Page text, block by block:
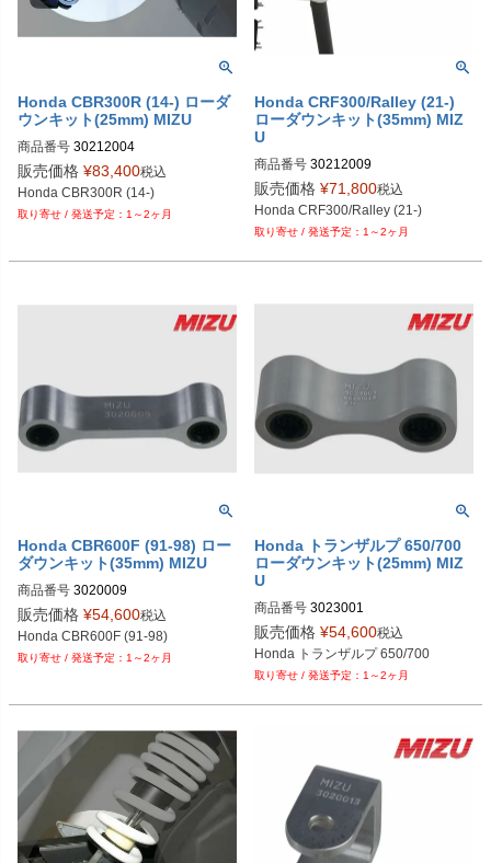
Honda CBR300R (14-) ローダ
ウンキット(25mm) MIZU
商品番号 30212004
販売価格 ¥83,400税込
Honda CBR300R (14-)
1～2ヶ月
Honda CRF300/Ralley (21-)
ローダウンキット(35mm) MIZ
U
商品番号 30212009
販売価格 ¥71,800税込
Honda CRF300/Ralley (21-)
1～2ヶ月
Honda CBR600F (91-98) ロー
ダウンキット(35mm) MIZU
商品番号 3020009
販売価格 ¥54,600税込
Honda CBR600F (91-98)
1～2ヶ月
Honda トランザルプ 650/700
ローダウンキット(25mm) MIZ
U
商品番号 3023001
販売価格 ¥54,600税込
Honda トランザルプ 650/700
1～2ヶ月